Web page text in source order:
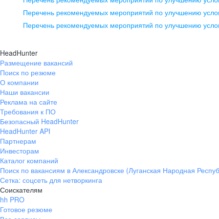
pr@ural.hh.ru
помещение 21
+7 383 207-94-64
pr@nsk.hh.ru
Перечень рекомендуемых мероприятий по улучшению
Перечень рекомендуемых мероприятий по улучшению
HeadHunter
Размещение вакансий
Поиск по резюме
О компании
Наши вакансии
Реклама на сайте
Требования к ПО
Безопасный HeadHunter
HeadHunter API
Партнерам
Инвесторам
Каталог компаний
Поиск по вакансиям в Александровске (Луганская Народная
Сетка: соцсеть для нетворкинга
Соискателям
hh PRO
Готовое резюме